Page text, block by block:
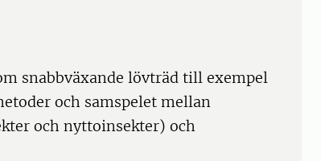
snabbväxande lövträd till exempel
och samspelet mellan
och nyttoinsekter) och